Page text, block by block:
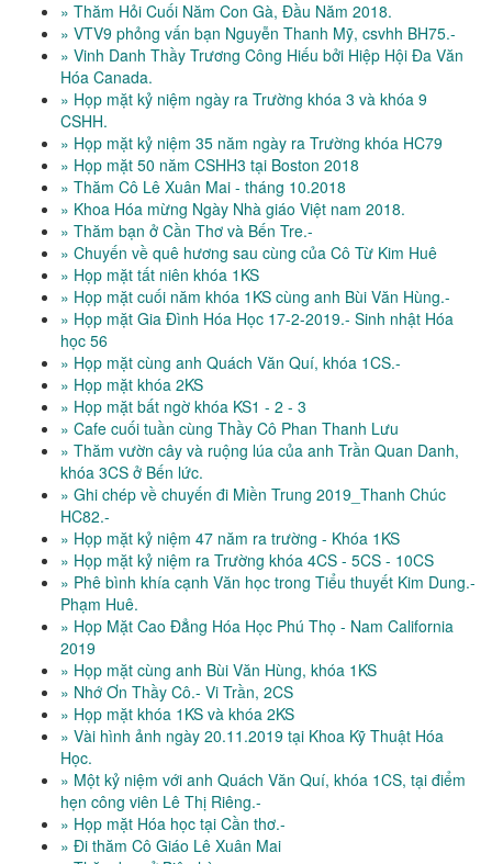
» Thăm Hỏi Cuối Năm Con Gà, Đầu Năm 2018.
» VTV9 phỏng vấn bạn Nguyễn Thanh Mỹ, csvhh BH75.-
» Vinh Danh Thầy Trương Công Hiếu bởi Hiệp Hội Đa Văn
Hóa Canada.
» Họp mặt kỷ niệm ngày ra Trường khóa 3 và khóa 9
CSHH.
» Họp mặt kỷ niệm 35 năm ngày ra Trường khóa HC79
» Họp mặt 50 năm CSHH3 tại Boston 2018
» Thăm Cô Lê Xuân Mai - tháng 10.2018
» Khoa Hóa mừng Ngày Nhà giáo Việt nam 2018.
» Thăm bạn ở Cần Thơ và Bến Tre.-
» Chuyến về quê hương sau cùng của Cô Từ Kim Huê
» Họp mặt tất niên khóa 1KS
» Họp mặt cuối năm khóa 1KS cùng anh Bùi Văn Hùng.-
» Họp mặt Gia Đình Hóa Học 17-2-2019.- Sinh nhật Hóa
học 56
» Họp mặt cùng anh Quách Văn Quí, khóa 1CS.-
» Họp mặt khóa 2KS
» Họp mặt bất ngờ khóa KS1 - 2 - 3
» Cafe cuối tuần cùng Thầy Cô Phan Thanh Lưu
» Thăm vườn cây và ruộng lúa của anh Trần Quan Danh,
khóa 3CS ở Bến lức.
» Ghi chép về chuyến đi Miền Trung 2019_Thanh Chúc
HC82.-
» Họp mặt kỷ niệm 47 năm ra trường - Khóa 1KS
» Họp mặt kỷ niệm ra Trường khóa 4CS - 5CS - 10CS
» Phê bình khía cạnh Văn học trong Tiểu thuyết Kim Dung.-
Phạm Huê.
» Họp Mặt Cao Đẳng Hóa Học Phú Thọ - Nam California
2019
» Họp mặt cùng anh Bùi Văn Hùng, khóa 1KS
» Nhớ Ơn Thầy Cô.- Vi Trần, 2CS
» Họp mặt khóa 1KS và khóa 2KS
» Vài hình ảnh ngày 20.11.2019 tại Khoa Kỹ Thuật Hóa
Học.
» Một kỷ niệm với anh Quách Văn Quí, khóa 1CS, tại điểm
hẹn công viên Lê Thị Riêng.-
» Họp mặt Hóa học tại Cần thơ.-
» Đi thăm Cô Giáo Lê Xuân Mai